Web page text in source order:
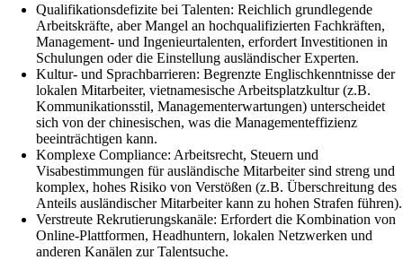
Qualifikationsdefizite bei Talenten: Reichlich grundlegende
Arbeitskräfte, aber Mangel an hochqualifizierten Fachkräften,
Management- und Ingenieurtalenten, erfordert Investitionen in
Schulungen oder die Einstellung ausländischer Experten.
Kultur- und Sprachbarrieren: Begrenzte Englischkenntnisse der
lokalen Mitarbeiter, vietnamesische Arbeitsplatzkultur (z.B.
Kommunikationsstil, Managementerwartungen) unterscheidet
sich von der chinesischen, was die Managementeffizienz
beeinträchtigen kann.
Komplexe Compliance: Arbeitsrecht, Steuern und
Visabestimmungen für ausländische Mitarbeiter sind streng und
komplex, hohes Risiko von Verstößen (z.B. Überschreitung des
Anteils ausländischer Mitarbeiter kann zu hohen Strafen führen).
Verstreute Rekrutierungskanäle: Erfordert die Kombination von
Online-Plattformen, Headhuntern, lokalen Netzwerken und
anderen Kanälen zur Talentsuche.